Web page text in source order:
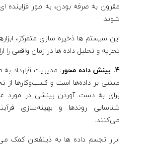
مقرون به صرفه بودن، به طور
شوند.
این سیستم ها ذخیره سازی متمرکز،
تجزیه و تحلیل داده ها در زمان واقعی را
4. بینش داده محور:
مدیریت قرارداد به
مبتنی بر داده‌ها است و کسب‌وکارها از
برای به دست آوردن بینشی در مورد
شناسایی روندها و بهینه‌سازی
می‌کنند.
ابزار تجسم داده ها به ذینفعان کمک